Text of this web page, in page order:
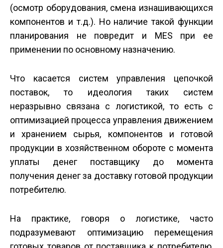
(осмотр оборудования, смена изнашивающихся
компонентов и т.д.). Но наличие такой функции
планирования не повредит и MES при ее
применении по основному назначению.
Что касается систем управления цепочкой
поставок, то идеология таких систем
неразрывно связана с логистикой, то есть с
оптимизацией процесса управления движением
и хранением сырья, компонентов и готовой
продукции в хозяйственном обороте с момента
уплаты денег поставщику до момента
получения денег за доставку готовой продукции
потребителю.
На практике, говоря о логистике, часто
подразумевают оптимизацию перемещения